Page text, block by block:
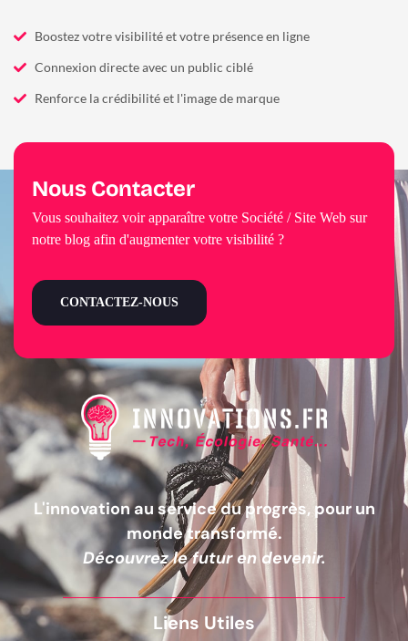
Boostez votre visibilité et votre présence en ligne
Connexion directe avec un public ciblé
Renforce la crédibilité et l'image de marque
L'innovation au service du progrès, pour un
monde transformé.
Découvrez le futur en devenir.
Liens Utiles
Nous Contacter
Vous souhaitez voir apparaître votre Société / Site Web sur
notre blog afin d'augmenter votre visibilité ?
CONTACTEZ-NOUS